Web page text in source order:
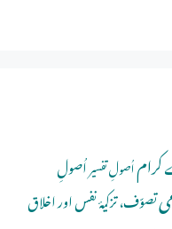
کراماُصولِ تفسیراُصولِ
تصوّف، تزکیۂ نفس اور اخلاق